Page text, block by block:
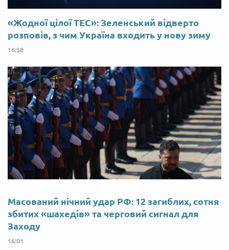
«Жодної цілої ТЕС»: Зеленський відверто
розповів, з чим Україна входить у нову зиму
16:58
Масований нічний удар РФ: 12 загиблих, сотня
збитих «шахедів» та черговий сигнал для
Заходу
16:01